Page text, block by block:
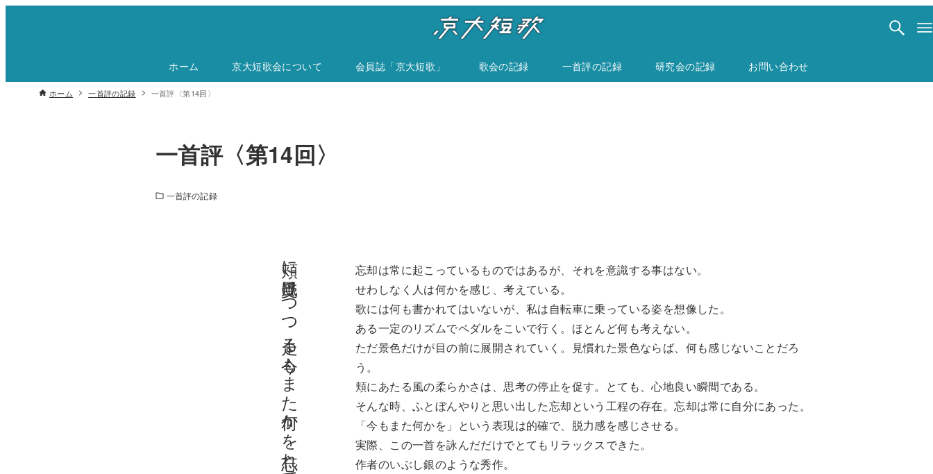
ホーム 京大短歌会について 会員誌「京大短歌」 歌会の記録 一首評の記録 研究会の記録 お問い合わせ
ホーム 一首評の記録 一首評〈第14回〉
一首評〈第14回〉
一首評の記録
忘却は常に起こっているものではあるが、それを意識する事はない。
せわしなく人は何かを感じ、考えている。
歌には何も書かれてはいないが、私は自転車に乗っている姿を想像した。
ある一定のリズムでペダルをこいで行く。ほとんど何も考えない。
ただ景色だけが目の前に展開されていく。見慣れた景色ならば、何も感じないことだろ
う。
頬にあたる風の柔らかさは、思考の停止を促す。とても、心地良い瞬間である。
そんな時、ふとぼんやりと思い出した忘却という工程の存在。忘却は常に自分にあった。
「今もまた何かを」という表現は的確で、脱力感を感じさせる。
実際、この一首を詠んだだけでとてもリラックスできた。
作者のいぶし銀のような秀作。